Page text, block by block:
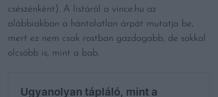
csészénként). A listáról a vince.hu az
alábbiakban a hántolatlan árpát mutatja be,
mert ez nem csak rostban gazdagabb, de sokkal
olcsóbb is, mint a bab.